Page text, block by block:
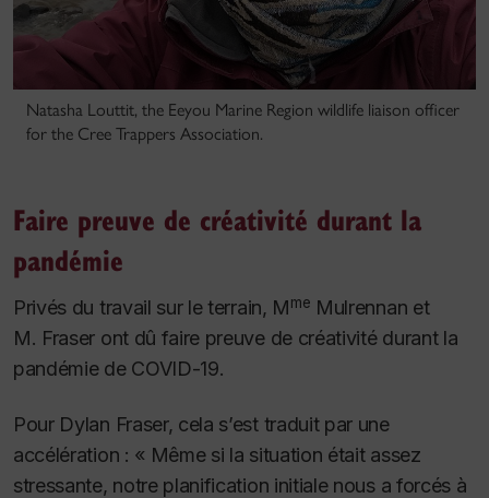
Natasha Louttit, the Eeyou Marine Region wildlife liaison officer
for the Cree Trappers Association.
Faire preuve de créativité durant la
pandémie
Privés du travail sur le terrain, Mme Mulrennan et
M. Fraser ont dû faire preuve de créativité durant la
pandémie de COVID-19.
Pour Dylan Fraser, cela s’est traduit par une
accélération : « Même si la situation était assez
stressante, notre planification initiale nous a forcés à